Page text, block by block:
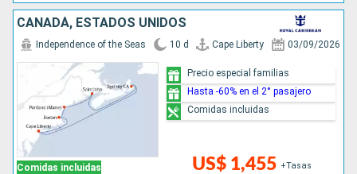
CANADÁ, ESTADOS UNIDOS
Comidas incluidas
Independence of the Seas 10 d Cape Liberty 03/09/2026
US$ 1,455 +Tasas
Precio especial familias
Hasta -60% en el 2° pasajero
Comidas incluidas